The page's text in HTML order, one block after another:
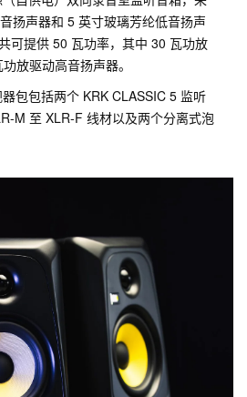
扬声器和 5 英寸玻璃芳纶低音扬声
可提供 50 瓦功率，其中 30 瓦功放
放驱动高音扬声器。
包包括两个 KRK CLASSIC 5 监听
M 至 XLR-F 线材以及两个分离式泡